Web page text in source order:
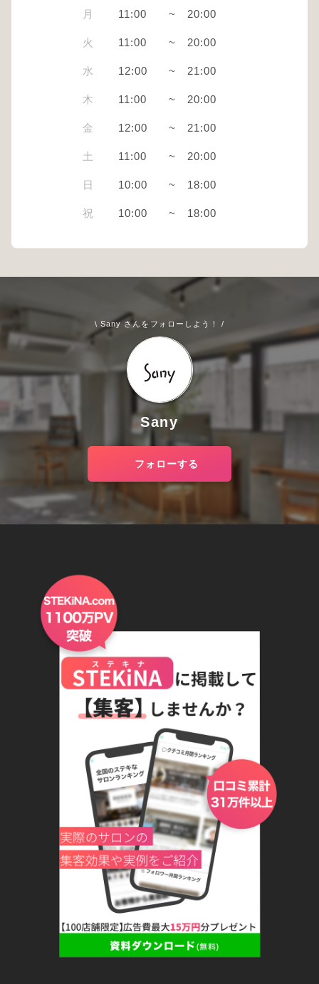
月 11:00 ~ 20:00
火 11:00 ~ 20:00
水 12:00 ~ 21:00
木 11:00 ~ 20:00
金 12:00 ~ 21:00
土 11:00 ~ 20:00
日 10:00 ~ 18:00
祝 10:00 ~ 18:00
\ Sany さんをフォローしよう！ /
Sany
フォローする